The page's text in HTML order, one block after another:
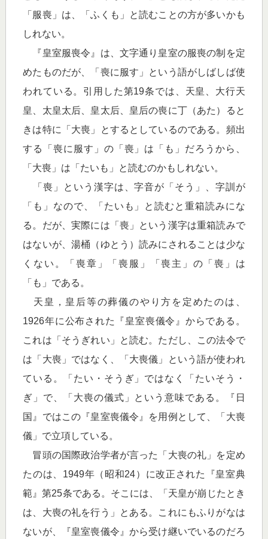
「服喪」は、「ふくも」と読むことの方が多いかも
しれない。
『皇室服喪令』は、文字通り皇室の服喪の制を定
めたものだが、「喪に服す」という語がしばしば使
われている。引用した第19条では、天皇、大行天
皇、太皇太后、皇太后、皇后の喪に丁（あた）ると
きは特に「大喪」とするとしているのである。頻出
する「喪に服す」の「喪」は「も」だろうから、
「大喪」は「たいも」と読むのかもしれない。
「喪」という漢字は、字音が「そう」、字訓が
「も」なので、「たいも」と読むと重箱読みにな
る。だが、実際には「喪」という漢字は重箱読みで
はないが、湯桶（ゆとう）読みにされることは少な
くない。「喪章」「喪服」「喪主」の「喪」は
「も」である。
天皇，皇后等の葬儀のやり方を定めたのは、
1926年に公布された『皇室喪儀令』からである。
これは「そうぎれい」と読む。ただし、この法令で
は「大喪」ではなく、「大喪儀」という語が使われ
ている。「たい・そうぎ」ではなく「たいそう・
ぎ」で、「大喪の儀式」という意味である。『日
国』ではこの『皇室喪儀令』を用例として、「大喪
儀」で立項している。
冒頭の国際政治学者が言った「大喪の礼」を定め
たのは、1949年（昭和24）に改正された『皇室典
範』第25条である。そこには、「天皇が崩じたとき
は、大喪の礼を行う」とある。これにもふりがなは
ないが、『皇室喪儀令』から受け継いでいるのだろ